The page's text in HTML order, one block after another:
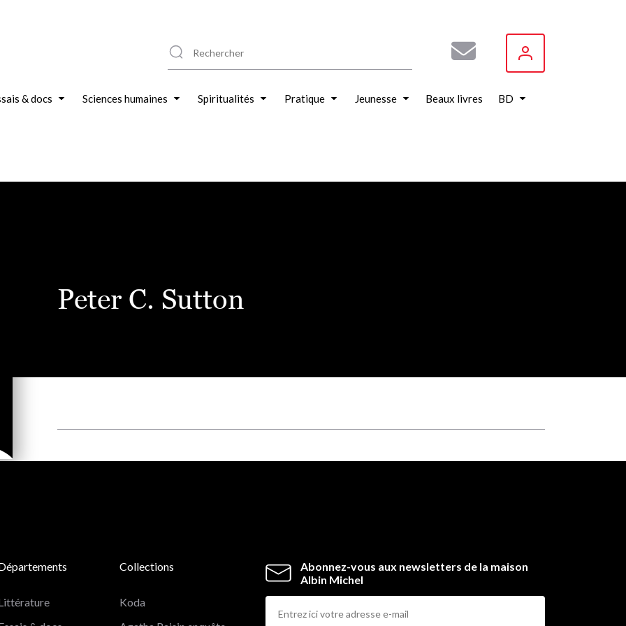
& docs Sciences humaines Spiritualités Pratique Jeunesse Beaux livres BD
Peter C. Sutton
Abonnez-vous aux newsletters de la maison
Albin Michel
Collections
Koda